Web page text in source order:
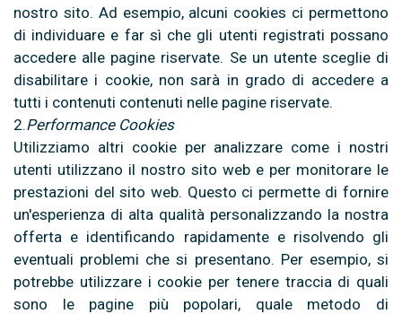
nostro sito. Ad esempio, alcuni cookies ci permettono
di individuare e far sì che gli utenti registrati possano
accedere alle pagine riservate. Se un utente sceglie di
disabilitare i cookie, non sarà in grado di accedere a
tutti i contenuti contenuti nelle pagine riservate.
2.Performance Cookies
Utilizziamo altri cookie per analizzare come i nostri
utenti utilizzano il nostro sito web e per monitorare le
prestazioni del sito web. Questo ci permette di fornire
un'esperienza di alta qualità personalizzando la nostra
offerta e identificando rapidamente e risolvendo gli
eventuali problemi che si presentano. Per esempio, si
potrebbe utilizzare i cookie per tenere traccia di quali
sono le pagine più popolari, quale metodo di